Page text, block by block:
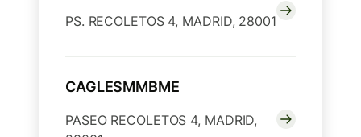
PS. RECOLETOS 4, MADRID, 28001
CAGLESMMBME
PASEO RECOLETOS 4, MADRID,